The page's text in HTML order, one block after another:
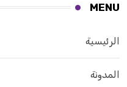
MENU
الرئيسية
المدونة